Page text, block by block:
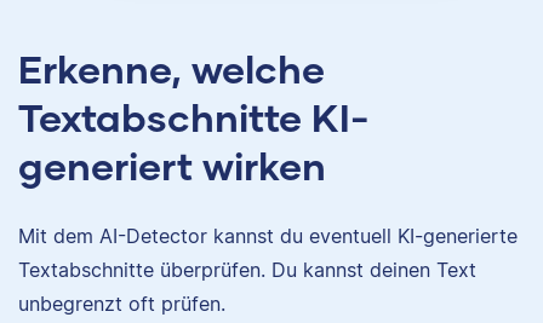
Erkenne, welche
Textabschnitte KI-
generiert wirken
Mit dem AI-Detector kannst du eventuell KI-generierte
Textabschnitte überprüfen. Du kannst deinen Text
unbegrenzt oft prüfen.